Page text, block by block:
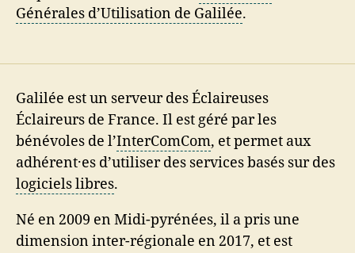
Générales d’Utilisation de Galilée.
Galilée est un serveur des Éclaireuses
Éclaireurs de France. Il est géré par les
bénévoles de l’InterComCom, et permet aux
adhérent·es d’utiliser des services basés sur des
logiciels libres.
Né en 2009 en Midi-pyrénées, il a pris une
dimension inter-régionale en 2017, et est